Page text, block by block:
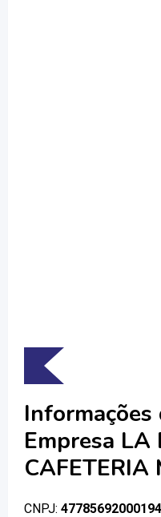
Empresa LA
CNPJ: 47785692000194